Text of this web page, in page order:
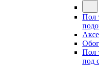
Пол
Пол
под